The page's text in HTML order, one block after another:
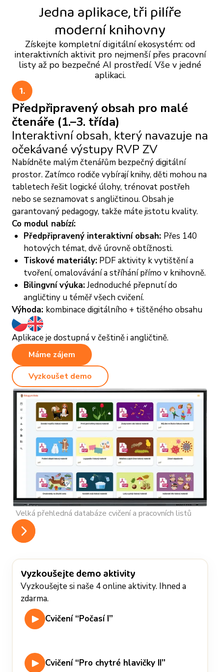
Jedna aplikace, tři pilíře
moderní knihovny
Získejte kompletní digitální ekosystém: od
interaktivních aktivit pro nejmenší přes pracovní
listy až po bezpečné AI prostředí. Vše v jedné
aplikaci.
1.
Předpřipravený obsah pro malé
čtenáře (1.–3. třída)
Interaktivní obsah, který navazuje na
očekávané výstupy RVP ZV
Nabídněte malým čtenářům bezpečný digitální
prostor. Zatímco rodiče vybírají knihy, děti mohou na
tabletech řešit logické úlohy, trénovat postřeh
nebo se seznamovat s angličtinou. Obsah je
garantovaný pedagogy, takže máte jistotu kvality.
Co modul nabízí:
Předpřipravený interaktivní obsah: Přes 140
hotových témat, dvě úrovně obtížnosti.
Tiskové materiály: PDF aktivity k vytištění a
tvoření, omalovávání a stříhání přímo v knihovně.
Bilingvní výuka:Jednoduché přepnutí do
angličtiny u téměř všech cvičení.
Výhoda: kombinace digitálního + tištěného obsahu
Aplikace je dostupná v češtině i angličtině.
Máme zájem
Vyzkoušet demo
Velká přehledná databáze cvičení a pracovních listů
Vyzkoušejte demo aktivity
Vyzkoušejte si naše 4 online aktivity. Ihned a
zdarma.
Cvičení “Počasí I”
Cvičení “Pro chytré hlavičky II”